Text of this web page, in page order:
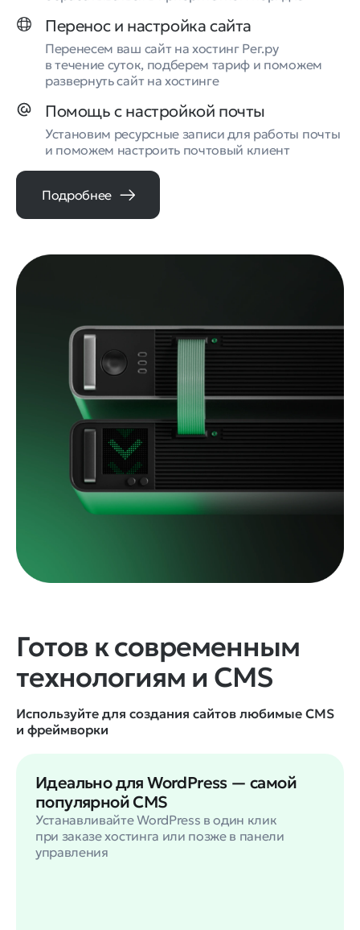
Перенос и настройка сайта
Перенесем ваш сайт на хостинг Рег.ру
в течение суток, подберем тариф и поможем
развернуть сайт на хостинге
Помощь с настройкой почты
Установим ресурсные записи для работы почты
и поможем настроить почтовый клиент
Подробнее
Готов к современным
технологиям и CMS
Используйте для создания сайтов любимые CMS
и фреймворки
Идеально для WordPress — самой
популярной CMS
Устанавливайте WordPress в один клик
при заказе хостинга или позже в панели
управления